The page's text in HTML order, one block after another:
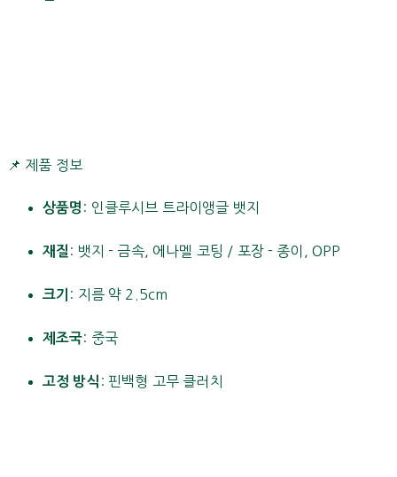
📌 제품 정보
상품명 : 인클루시브 트라이앵글 뱃지
재질 : 뱃지 - 금속, 에나멜 코팅 / 포장 - 종이, OPP
크기 : 지름 약 2.5cm
제조국: 중국
고정 방식 : 핀백형 고무 클러치